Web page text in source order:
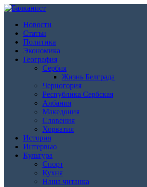
Новости
Статьи
Политика
Экономика
География
Сербия
Жизнь Белграда
Черногория
Республика Сербская
Албания
Македония
Словения
Хорватия
История
Интервью
Культура
Спорт
Кухня
Наша читанка